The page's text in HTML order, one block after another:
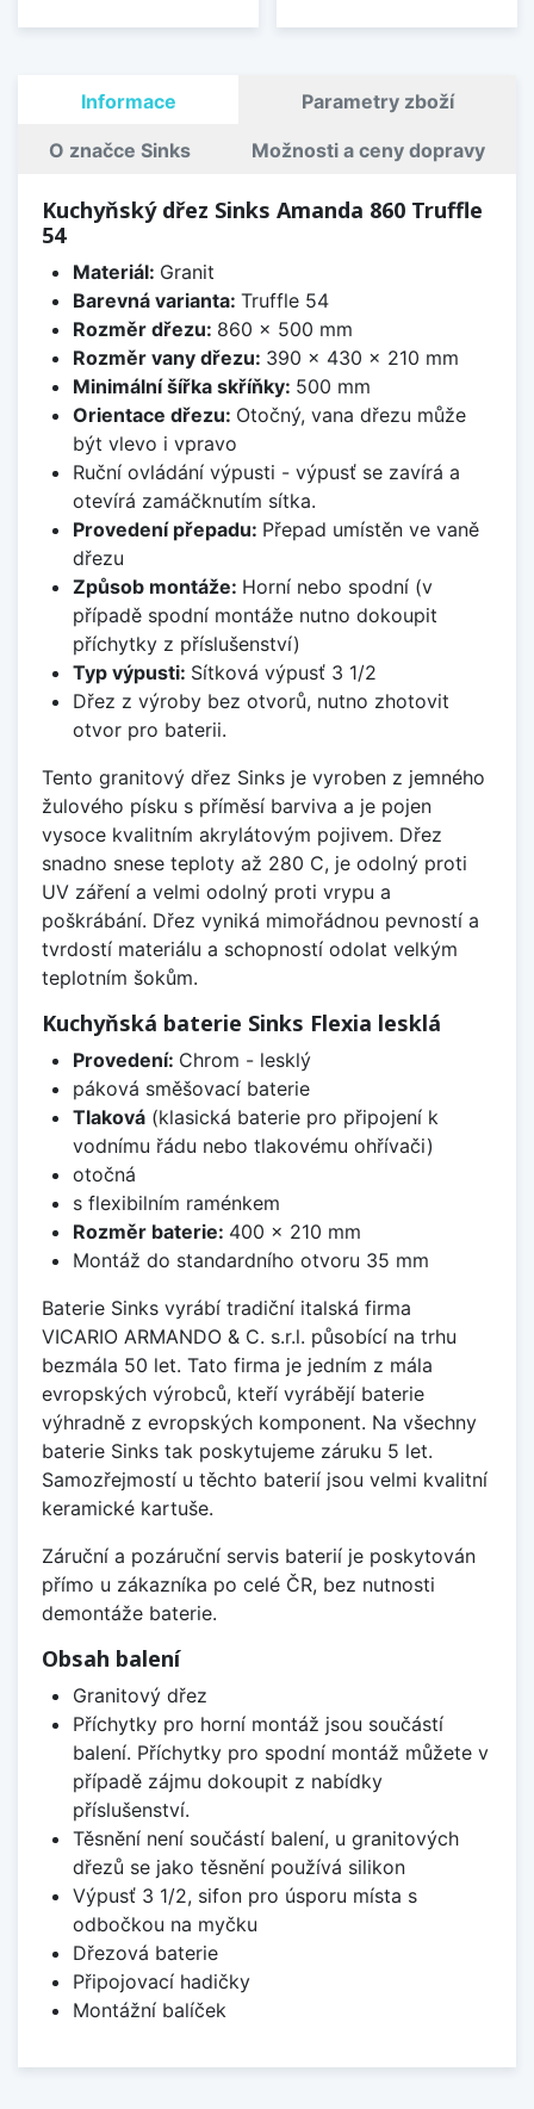
Informace Parametry zboží
O značce Sinks Možnosti a ceny dopravy
Kuchyňský dřez Sinks Amanda 860 Truffle
54
Materiál: Granit
Barevná varianta: Truffle 54
Rozměr dřezu: 860 x 500 mm
Rozměr vany dřezu: 390 x 430 x 210 mm
Minimální šířka skříňky: 500 mm
Orientace dřezu: Otočný, vana dřezu může
být vlevo i vpravo
Ruční ovládání výpusti - výpusť se zavírá a
otevírá zamáčknutím sítka.
Provedení přepadu: Přepad umístěn ve vaně
dřezu
Způsob montáže: Horní nebo spodní (v
případě spodní montáže nutno dokoupit
příchytky z příslušenství)
Typ výpusti: Sítková výpusť 3 1/2
Dřez z výroby bez otvorů, nutno zhotovit
otvor pro baterii.
Tento granitový dřez Sinks je vyroben z jemného
žulového písku s příměsí barviva a je pojen
vysoce kvalitním akrylátovým pojivem. Dřez
snadno snese teploty až 280 C, je odolný proti
UV záření a velmi odolný proti vrypu a
poškrábání. Dřez vyniká mimořádnou pevností a
tvrdostí materiálu a schopností odolat velkým
teplotním šokům.
Kuchyňská baterie Sinks Flexia lesklá
Provedení: Chrom - lesklý
páková směšovací baterie
Tlaková(klasická baterie pro připojení k
vodnímu řádu nebo tlakovému ohřívači)
otočná
s flexibilním raménkem
Rozměr baterie: 400 x 210 mm
Montáž do standardního otvoru 35 mm
Baterie Sinks vyrábí tradiční italská firma
VICARIO ARMANDO & C. s.r.l. působící na trhu
bezmála 50 let. Tato firma je jedním z mála
evropských výrobců, kteří vyrábějí baterie
výhradně z evropských komponent. Na všechny
baterie Sinks tak poskytujeme záruku 5 let.
Samozřejmostí u těchto baterií jsou velmi kvalitní
keramické kartuše.
Záruční a pozáruční servis baterií je poskytován
přímo u zákazníka po celé ČR, bez nutnosti
demontáže baterie.
Obsah balení
Granitový dřez
Příchytky pro horní montáž jsou součástí
balení. Příchytky pro spodní montáž můžete v
případě zájmu dokoupit z nabídky
příslušenství.
Těsnění není součástí balení, u granitových
dřezů se jako těsnění používá silikon
Výpusť 3 1/2, sifon pro úsporu místa s
odbočkou na myčku
Dřezová baterie
Připojovací hadičky
Montážní balíček